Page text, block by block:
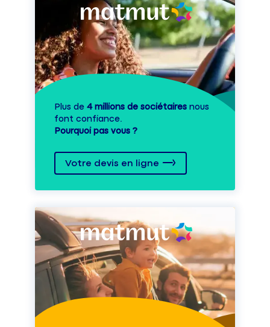
Plus de 4 millions de sociétaires nous
font confiance.
Pourquoi pas vous ?
Votre devis en ligne